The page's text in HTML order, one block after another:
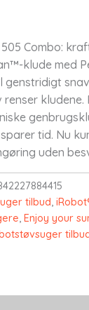
Combo:
klude med
genstridigt
kludene.
tid. Nu
uden
tilbud,
, Enjoy your